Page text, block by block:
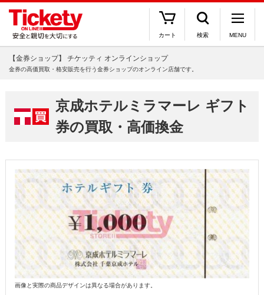
カート 検索 MENU
【金券ショップ】 チケッティ オンラインショップ
金券の高価買取・格安販売を行う金券ショップのオンライン店舗です。
京成ホテルミラマーレ ギフト
券の買取・高価換金
画像と実際の商品デザインは異なる場合があります。